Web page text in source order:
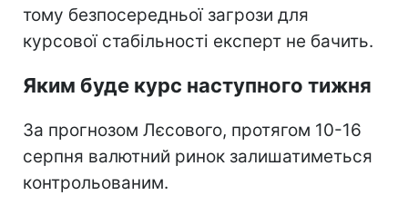
тому безпосередньої загрози для
курсової стабільності експерт не бачить.
Яким буде курс наступного тижня
За прогнозом Лєсового, протягом 10-16
серпня валютний ринок залишатиметься
контрольованим.